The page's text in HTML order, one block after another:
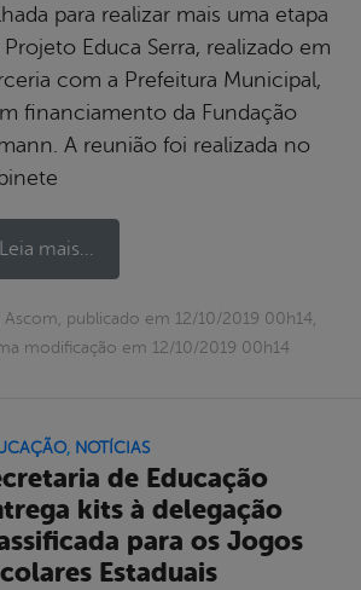
para realizar mais uma etapa
Educa Serra, realizado em
com a Prefeitura Municipal,
financiamento da Fundação
A reunião foi realizada no
Leia mais...
Ascom, publicado em 12/10/2019 00h14,
modificação em 12/10/2019 00h14
, NOTÍCIAS
de Educação
kits à delegação
para os Jogos
Estaduais